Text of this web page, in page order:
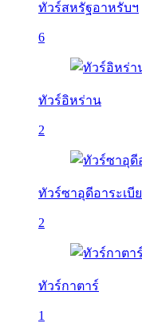
ทัวร์สหรัฐอาหรับฯ
6
ทัวร์อิหร่าน
2
ทัวร์ซาอุดีอาระเบีย
2
ทัวร์กาตาร์
1